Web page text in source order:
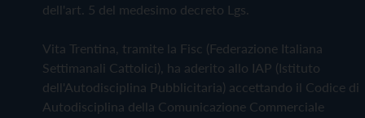
dell'art. 5 del medesimo decreto Lgs.
Vita Trentina, tramite la Fisc (Federazione Italiana
Settimanali Cattolici), ha aderito allo IAP (Istituto
dell'Autodisciplina Pubblicitaria) accettando il Codice di
Autodisciplina della Comunicazione Commerciale